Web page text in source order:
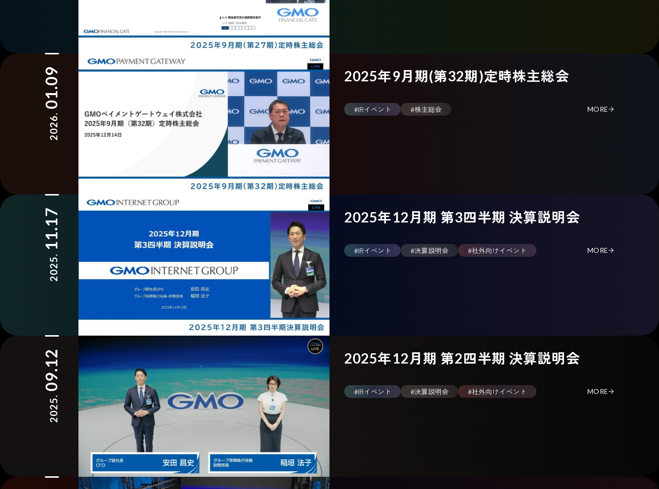
2026.
01.09 2025年9月期(第32期)定時株主総会
#IRイベント #株主総会 MORE
2025.
11.17 2025年12月期 第3四半期 決算説明会
#IRイベント #決算説明会 #社外向けイベント MORE
2025.
09.12 2025年12月期 第2四半期 決算説明会
#IRイベント #決算説明会 #社外向けイベント MORE